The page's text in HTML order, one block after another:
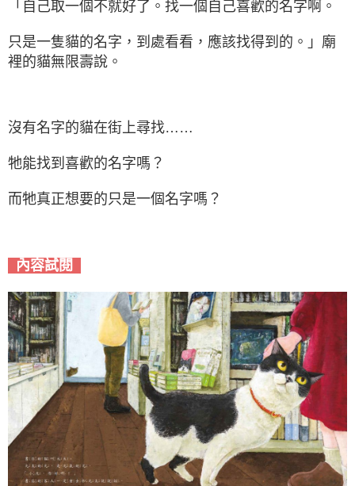
「自己取一個不就好了。找一個自己喜歡的名字啊。
只是一隻貓的名字，到處看看，應該找得到的。」廟
裡的貓無限壽說。
沒有名字的貓在街上尋找……
牠能找到喜歡的名字嗎？
而牠真正想要的只是一個名字嗎？
內容試閱